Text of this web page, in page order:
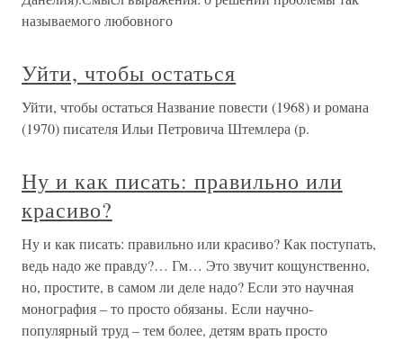
называемого любовного
Уйти, чтобы остаться
Уйти, чтобы остаться Название повести (1968) и романа
(1970) писателя Ильи Петровича Штемлера (р.
Ну и как писать: правильно или
красиво?
Ну и как писать: правильно или красиво? Как поступать,
ведь надо же правду?… Гм… Это звучит кощунственно,
но, простите, в самом ли деле надо? Если это научная
монография – то просто обязаны. Если научно-
популярный труд – тем более, детям врать просто